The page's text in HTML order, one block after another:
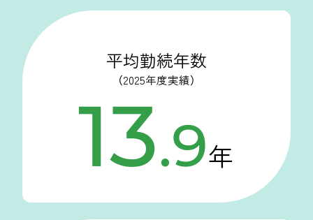
平均勤続年数
（2025年度実績）
13.9年